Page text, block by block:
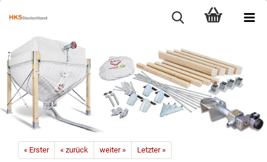
« Erster « zurück weiter »
Letzter »